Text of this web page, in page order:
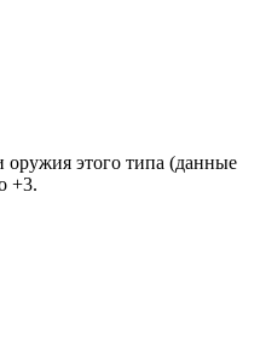
этого типа (данные
+3.